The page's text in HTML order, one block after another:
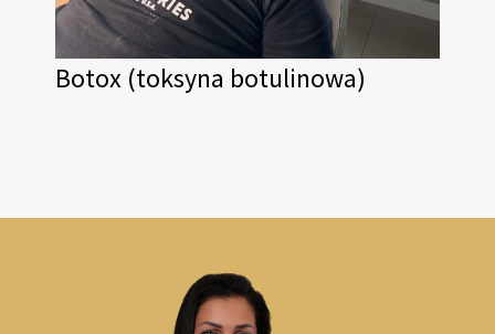
Botox (toksyna botulinowa)